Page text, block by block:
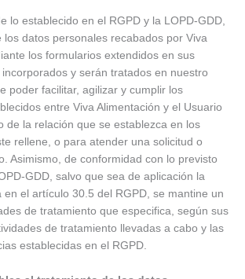
lo establecido en el RGPD y la LOPD-GDD,
los datos personales recabados por Viva
los formularios extendidos en sus
y serán tratados en nuestro
poder facilitar, agilizar y cumplir los
entre Viva Alimentación y el Usuario
de la relación que se establezca en los
rellene, o para atender una solicitud o
Asimismo, de conformidad con lo previsto
GDD, salvo que sea de aplicación la
en el artículo 30.5 del RGPD, se mantine un
de tratamiento que especifica, según sus
de tratamiento llevadas a cabo y las
establecidas en el RGPD.